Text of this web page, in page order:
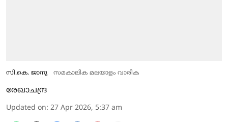
സി.കെ. ജാനു സമകാലിക മലയാളം വാരിക
രേഖാചന്ദ്ര
Updated on: 27 Apr 2026, 5:37 am